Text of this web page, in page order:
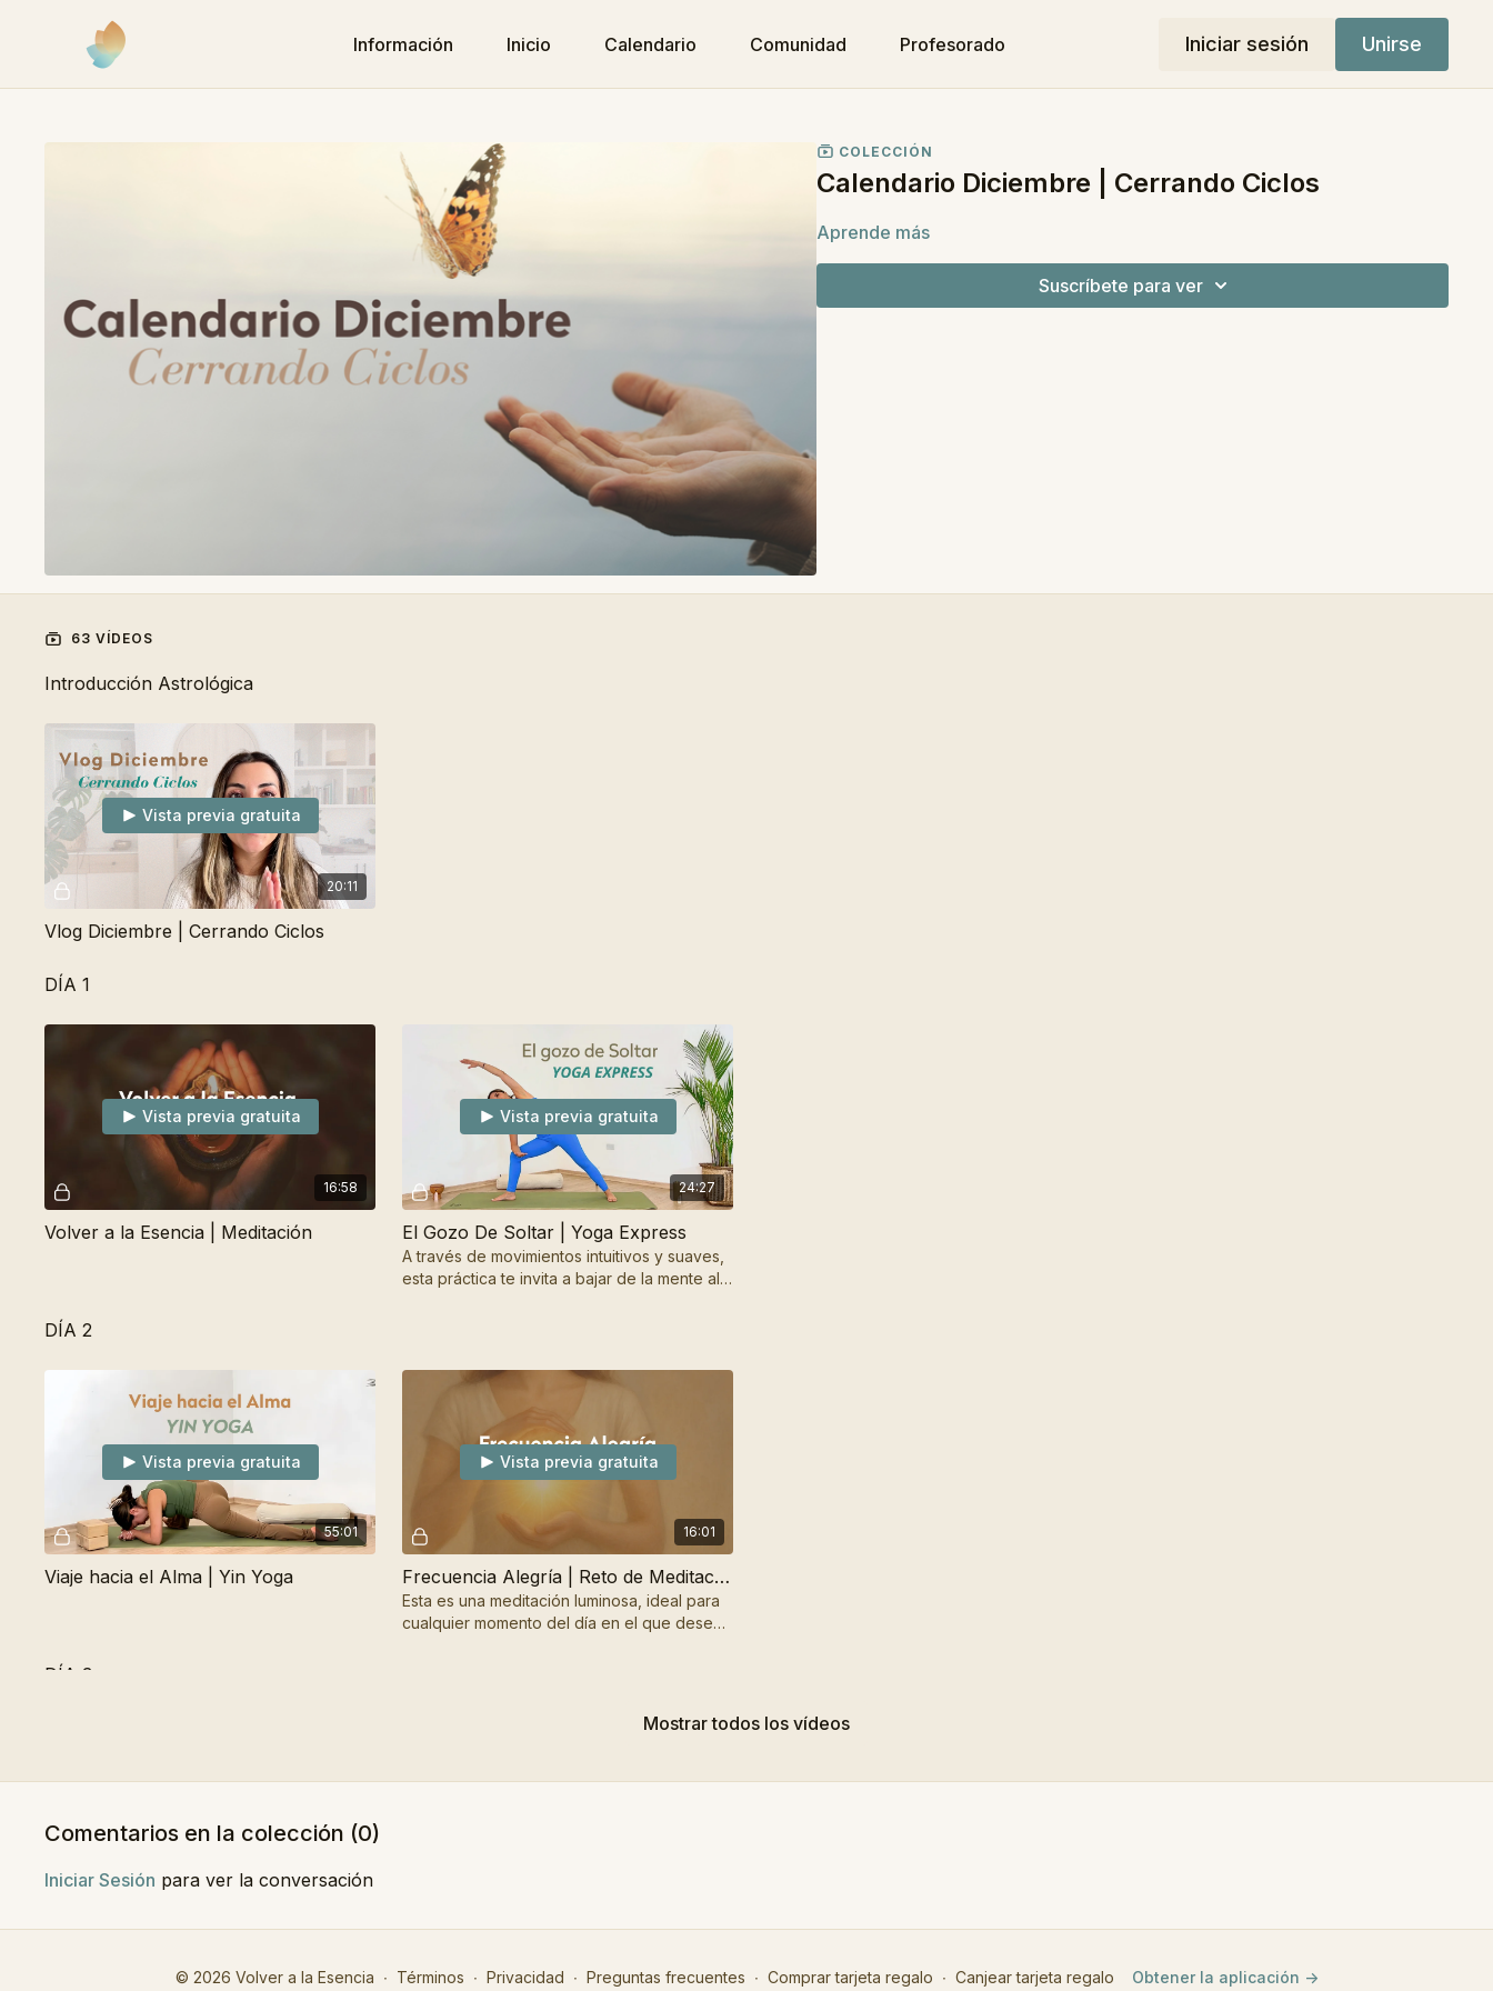
Información Inicio Calendario Comunidad Profesorado Iniciar sesión Unirse
COLECCIÓN
Calendario Diciembre | Cerrando Ciclos
Aprende más
Suscríbete para ver
63 VÍDEOS
Mostrar todos los vídeos
Introducción Astrológica
20:11
Vista previa gratuita
Vlog Diciembre | Cerrando Ciclos
DÍA 1
16:58
Vista previa gratuita
Volver a la Esencia | Meditación
24:27
Vista previa gratuita
El Gozo De Soltar | Yoga Express
A través de movimientos intuitivos y suaves,
esta práctica te invita a bajar de la mente al
DÍA 2
55:01
Vista previa gratuita
Viaje hacia el Alma | Yin Yoga
16:01
Vista previa gratuita
Frecuencia Alegría | Reto de Meditación
Esta es una meditación luminosa, ideal para
cualquier momento del día en el que desees
DÍA 3
38:50
ideal para esos momentos en los que
fuego interior y encender tu visión sagrada.
Comentarios en la colección (0)
Iniciar Sesión para ver la conversación
© 2026 Volver a la Esencia ∙ Términos ∙ Privacidad ∙ Preguntas frecuentes ∙ Comprar tarjeta regalo ∙ Canjear tarjeta regalo Obtener la aplicación ->